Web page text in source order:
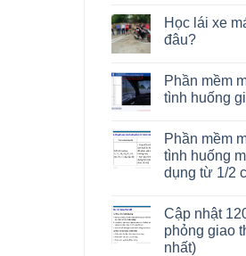
Học lái xe
đâu?
Phần mềm
tình huống
Phần mềm
tình huống
dụng từ 1/2
Cập nhật
phỏng giao
nhất)